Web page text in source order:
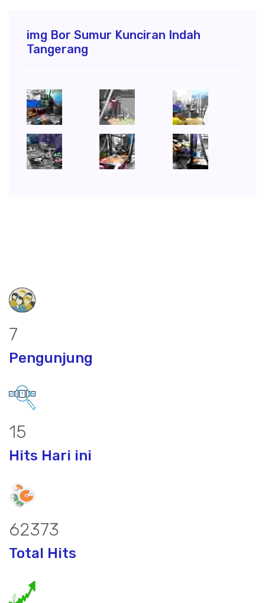
img Bor Sumur Kunciran Indah
Tangerang
9
Pengunjung
21
Hits Hari ini
83954
Total Hits